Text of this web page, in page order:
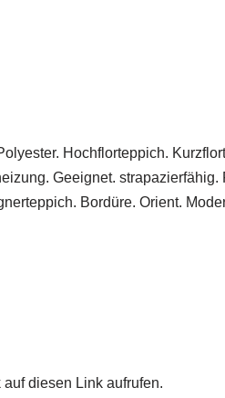
Hochflorteppich.
Geeignet.
Bordüre. Orient.
diesen Link aufrufen.